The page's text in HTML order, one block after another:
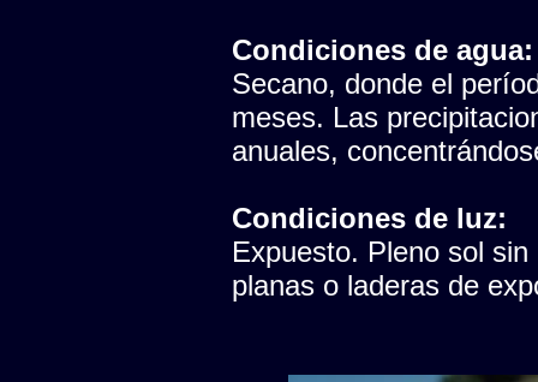
Condiciones de agua:
Secano, donde el
meses. Las
anuales,
Condiciones de luz:
Expuesto. Pleno sol
planas o laderas de